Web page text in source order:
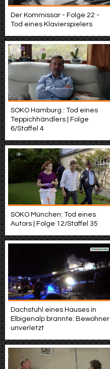
Der Kommissar - Folge 22 -
Tod eines Klavierspielers
SOKO Hamburg : Tod eines
Teppichhändlers | Folge
6/Staffel 4
SOKO München: Tod eines
Autors | Folge 12/Staffel 35
Dachstuhl eines Hauses in
Elbigenalp brannte: Bewohner
unverletzt